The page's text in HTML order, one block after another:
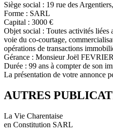
Siège social : 19 rue des
Forme : SARL
Capital : 3000 €
Objet social : Toutes activités liées
voie du co-courtage,
opérations de transactions
Gérance : Monsieur Joël
Durée : 99 ans à compter de son
La présentation de votre annonce
AUTRES
La Vie Charentaise
en Constitution SARL